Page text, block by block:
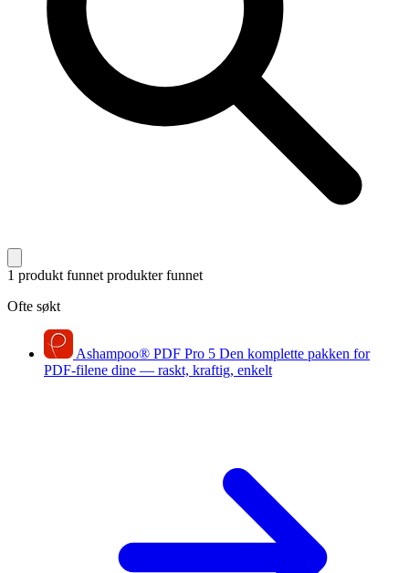
1 produkt funnet produkter funnet
Ofte søkt
Ashampoo® PDF Pro 5 Den komplette pakken for
PDF-filene dine — raskt, kraftig, enkelt